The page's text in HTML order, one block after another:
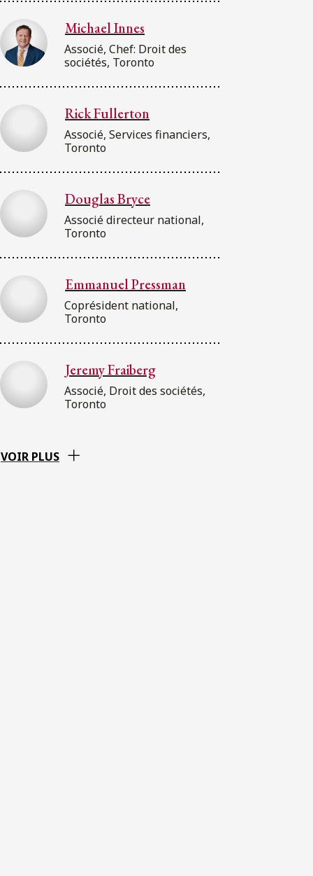
Michael Innes
Associé, Chef: Droit des
sociétés, Toronto
Rick Fullerton
Associé, Services financiers,
Toronto
Douglas Bryce
Associé directeur national,
Toronto
Emmanuel Pressman
Coprésident national,
Toronto
Jeremy Fraiberg
Associé, Droit des sociétés,
Toronto
VOIR PLUS